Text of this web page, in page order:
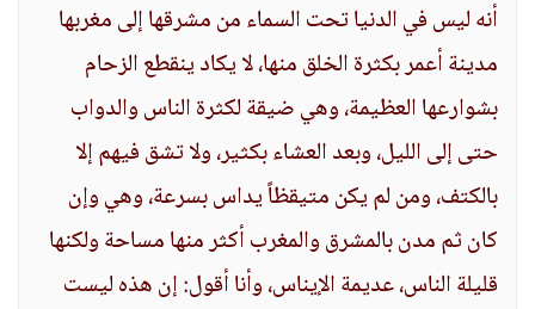
أنه ليس في الدنيا تحت السماء من مشرقها إلى مغربها
مدينة أعمر بكثرة الخلق منها، لا يكاد ينقطع الزحام
بشوارعها العظيمة، وهي ضيقة لكثرة الناس والدواب
حتى إلى الليل، وبعد العشاء بكثير، ولا تشق فيهم إلا
بالكتف، ومن لم يكن متيقظاً يداس بسرعة، وهي وإن
كان ثم مدن بالمشرق والمغرب أكثر منها مساحة ولكنها
قليلة الناس، عديمة الإيناس، وأنا أقول: إن هذه ليست